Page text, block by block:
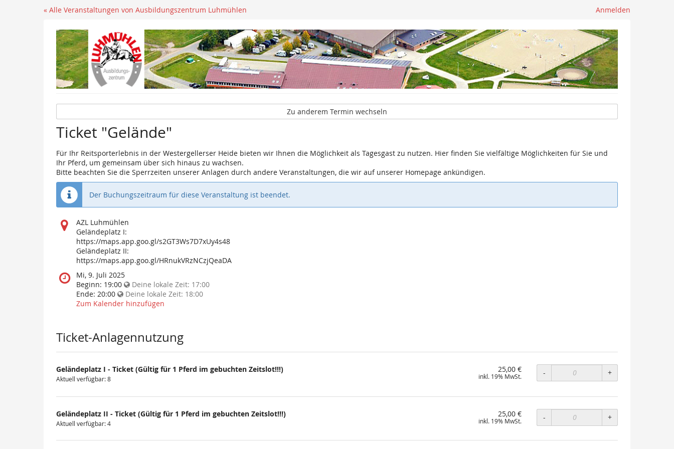
Anmelden
« Alle Veranstaltungen von Ausbildungszentrum Luhmühlen
Zu anderem Termin wechseln
Ticket "Gelände"
Für Ihr Reitsporterlebnis in der Westergellerser Heide bieten wir Ihnen die Möglichkeit als Tagesgast zu nutzen. Hier finden Sie vielfältige Möglichkeiten für Sie und
Ihr Pferd, um gemeinsam über sich hinaus zu wachsen.
Bitte beachten Sie die Sperrzeiten unserer Anlagen durch andere Veranstaltungen, die wir auf unserer Homepage ankündigen.
Der Buchungszeitraum für diese Veranstaltung ist beendet.
Wo
findet
diese
Veranstaltung
statt?
AZL Luhmühlen
Geländeplatz I:
https://maps.app.goo.gl/s2GT3Ws7D7xUy4s48
Geländeplatz II:
https://maps.app.goo.gl/HRnukVRzNCzjQeaDA
Wann
findet
diese
Veranstaltung
Mi, 9. Juli 2025
Beginn: 19:00 Deine lokale Zeit: 17:00
Ende: 20:00 Deine lokale Zeit: 18:00
Zum Kalender hinzufügen
Ticket-Anlagennutzung
Geländeplatz I - Ticket (Gültig für 1 Pferd im gebuchten Zeitslot!!!)
Aktuell verfügbar: 8
25,00 €
inkl. 19% MwSt. - +
Geländeplatz II - Ticket (Gültig für 1 Pferd im gebuchten Zeitslot!!!)
Aktuell verfügbar: 4
25,00 €
inkl. 19% MwSt. - +